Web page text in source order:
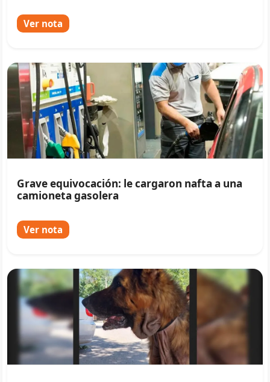
Ver nota
Grave equivocación: le cargaron nafta a una
camioneta gasolera
Ver nota